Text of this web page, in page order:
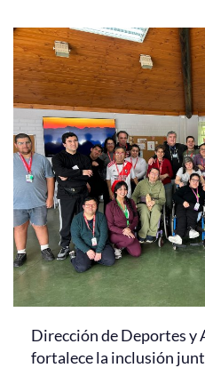
Dirección de Deportes y
fortalece la inclusión